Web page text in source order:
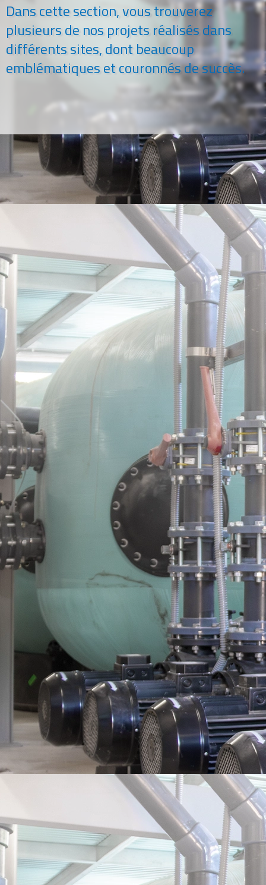
Dans cette section, vous trouverez
plusieurs de nos projets réalisés dans
différents sites, dont beaucoup
emblématiques et couronnés de succès.